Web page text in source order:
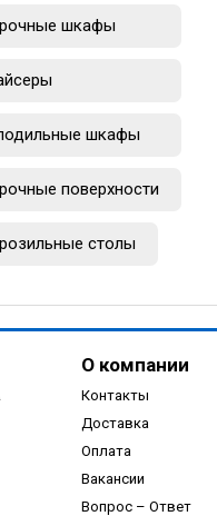
шкафы
шкафы
поверхности
столы
О компании
Контакты
Доставка
Оплата
Вакансии
Вопрос – Ответ